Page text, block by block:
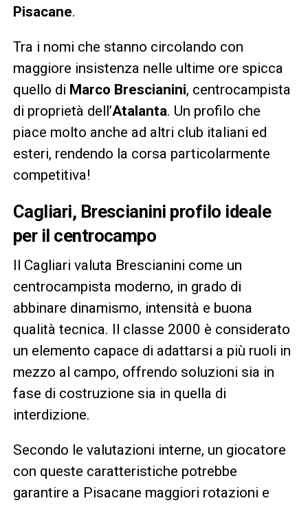
Pisacane.
Tra i nomi che stanno circolando con
maggiore insistenza nelle ultime ore spicca
quello di Marco Brescianini, centrocampista
di proprietà dell’Atalanta. Un profilo che
piace molto anche ad altri club italiani ed
esteri, rendendo la corsa particolarmente
competitiva!
Cagliari, Brescianini profilo ideale
per il centrocampo
Il Cagliari valuta Brescianini come un
centrocampista moderno, in grado di
abbinare dinamismo, intensità e buona
qualità tecnica. Il classe 2000 è considerato
un elemento capace di adattarsi a più ruoli in
mezzo al campo, offrendo soluzioni sia in
fase di costruzione sia in quella di
interdizione.
Secondo le valutazioni interne, un giocatore
con queste caratteristiche potrebbe
garantire a Pisacane maggiori rotazioni e